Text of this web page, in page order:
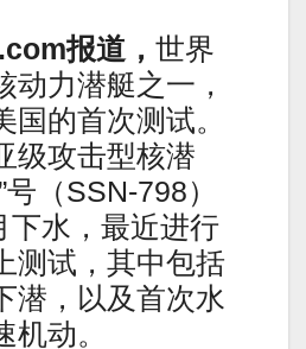
报道， 世界
动力潜艇之一，
国的首次测试。
级攻击型核潜
（SSN-798）
下水，最近进行
测试，其中包括
潜，以及首次水
动。